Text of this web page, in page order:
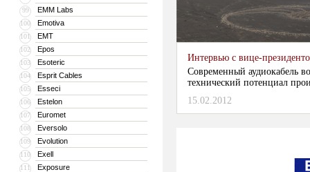
99 EMM Labs
100 Emotiva
101 EMT
102 Epos
103 Esoteric
104 Esprit Cables
105 Esseci
106 Estelon
107 Euromet
108 Eversolo
109 Evolution
110 Exell
111 Exposure
Интервью с вице-
Современный аудиокабель
технический потенциал
15.02.2012